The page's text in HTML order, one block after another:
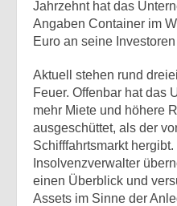
Jahrzehnt hat das
Angaben Container im
Euro an seine
Aktuell stehen rund
Feuer. Offenbar hat das
mehr Miete und höhere
ausgeschüttet, als der
Schifffahrtsmarkt
Insolvenzverwalter
einen Überblick und
Assets im Sinne der